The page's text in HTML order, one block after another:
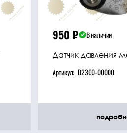
950 ₽
В наличии
Датчик давления
Артикул: D2300-00000